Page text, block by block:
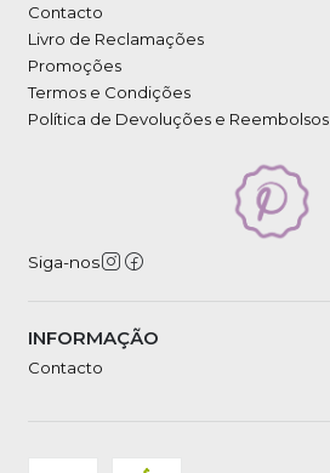
Contacto
Livro de Reclamações
Promoções
Termos e Condições
Política de Devoluções e Reembolsos
Siga-nos
INFORMAÇÃO
Contacto